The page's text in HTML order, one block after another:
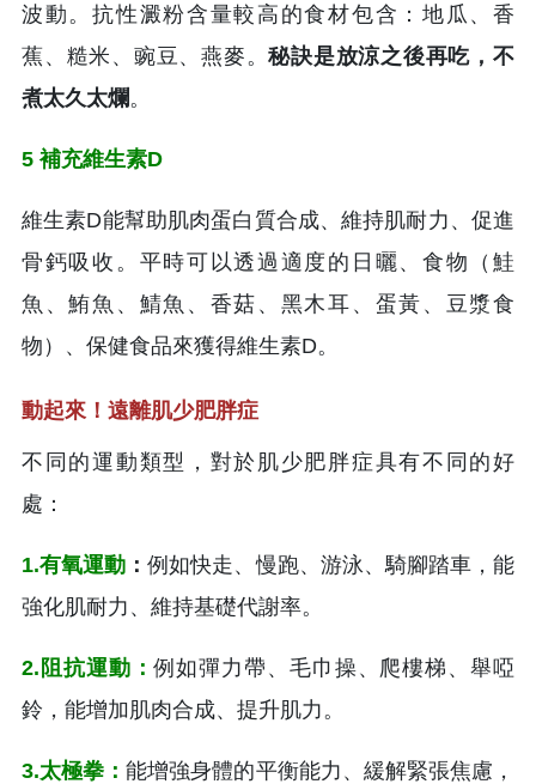
波動。抗性澱粉含量較高的食材包含：地瓜、香
蕉、糙米、豌豆、燕麥。秘訣是放涼之後再吃，不
煮太久太爛。
5 補充維生素D
維生素D能幫助肌肉蛋白質合成、維持肌耐力、促進
骨鈣吸收。平時可以透過適度的日曬、食物（鮭
魚、鮪魚、鯖魚、香菇、黑木耳、蛋黃、豆漿食
物）、保健食品來獲得維生素D。
動起來！遠離肌少肥胖症
不同的運動類型，對於肌少肥胖症具有不同的好
處：
1.有氧運動 ：例如快走、慢跑、游泳、騎腳踏車，能
強化肌耐力、維持基礎代謝率。
2.阻抗運動：例如彈力帶、毛巾操、爬樓梯、舉啞
鈴，能增加肌肉合成、提升肌力。
3.太極拳：能增強身體的平衡能力、緩解緊張焦慮，